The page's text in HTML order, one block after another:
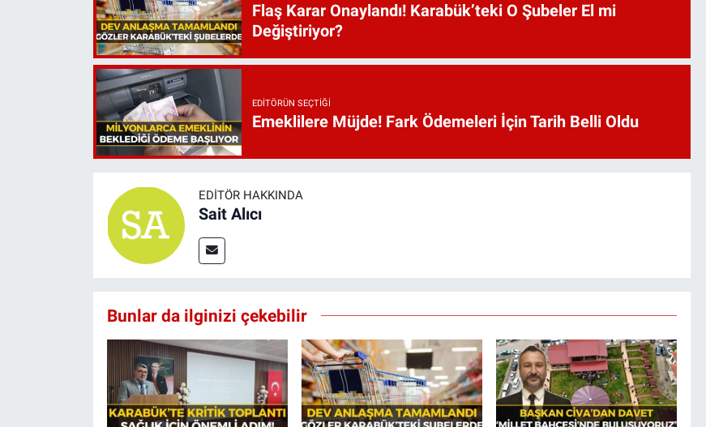
Flaş Karar Onaylandı! Karabük’teki O Şubeler El mi
Değiştiriyor?
EDITÖRÜN SEÇTIĞI
Emeklilere Müjde! Fark Ödemeleri İçin Tarih Belli Oldu
EDITÖR HAKKINDA
Sait Alıcı
Bunlar da ilginizi çekebilir